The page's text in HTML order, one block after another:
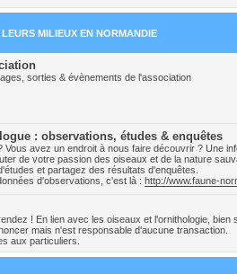
MILIEUX EN NORMANDIE
sorties & évènements de l'association
: observations, études & enquêtes
Vous avez un endroit à nous faire découvrir ? Une
de votre passion des oiseaux et de la nature
et partagez des résultats d'enquêtes.
d'observations, c'est là : http://www.faune-
! En lien avec les oiseaux et l'ornithologie, bien
mais n'est responsable d'aucune transaction.
aux particuliers.